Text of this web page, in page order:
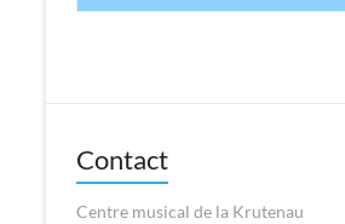
Contact
Centre musical de la Krutenau